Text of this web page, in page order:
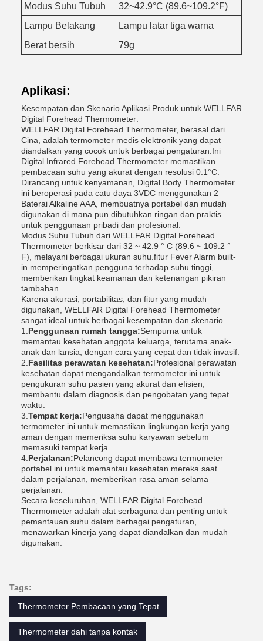
Modus Suhu Tubuh
32~42.9°C (89.6~109.2°F)
Lampu Belakang
Lampu latar tiga warna
Berat bersih
79g
Aplikasi:
Kesempatan dan Skenario Aplikasi Produk untuk WELLFAR
Digital Forehead Thermometer:
WELLFAR Digital Forehead Thermometer, berasal dari
Cina, adalah termometer medis elektronik yang dapat
diandalkan yang cocok untuk berbagai pengaturan.Ini
Digital Infrared Forehead Thermometer memastikan
pembacaan suhu yang akurat dengan resolusi 0.1°C.
Dirancang untuk kenyamanan, Digital Body Thermometer
ini beroperasi pada catu daya 3VDC menggunakan 2
Baterai Alkaline AAA, membuatnya portabel dan mudah
digunakan di mana pun dibutuhkan.ringan dan praktis
untuk penggunaan pribadi dan profesional.
Modus Suhu Tubuh dari WELLFAR Digital Forehead
Thermometer berkisar dari 32 ~ 42.9 ° C (89.6 ~ 109.2 °
F), melayani berbagai ukuran suhu.fitur Fever Alarm built-
in memperingatkan pengguna terhadap suhu tinggi,
memberikan tingkat keamanan dan ketenangan pikiran
tambahan.
Karena akurasi, portabilitas, dan fitur yang mudah
digunakan, WELLFAR Digital Forehead Thermometer
sangat ideal untuk berbagai kesempatan dan skenario.
1. Penggunaan rumah tangga:Sempurna untuk
memantau kesehatan anggota keluarga, terutama anak-
anak dan lansia, dengan cara yang cepat dan tidak invasif.
2. Fasilitas perawatan kesehatan:Profesional perawatan
kesehatan dapat mengandalkan termometer ini untuk
pengukuran suhu pasien yang akurat dan efisien,
membantu dalam diagnosis dan pengobatan yang tepat
waktu.
3. Tempat kerja:Pengusaha dapat menggunakan
termometer ini untuk memastikan lingkungan kerja yang
aman dengan memeriksa suhu karyawan sebelum
memasuki tempat kerja.
4. Perjalanan:Pelancong dapat membawa termometer
portabel ini untuk memantau kesehatan mereka saat
dalam perjalanan, memberikan rasa aman selama
perjalanan.
Secara keseluruhan, WELLFAR Digital Forehead
Thermometer adalah alat serbaguna dan penting untuk
pemantauan suhu dalam berbagai pengaturan,
menawarkan kinerja yang dapat diandalkan dan mudah
digunakan.
Tags:
Thermometer Pembacaan yang Tepat
Thermometer dahi tanpa kontak